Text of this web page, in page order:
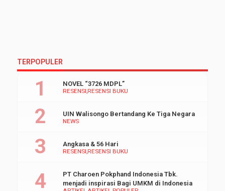
TERPOPULER
RESENSI RESENSI BUKU
NOVEL “3726 MDPL”
NEWS
UIN Walisongo Bertandang Ke Tiga Negara
RESENSI RESENSI BUKU
Angkasa & 56 Hari
PT Charoen Pokphand Indonesia Tbk.
menjadi inspirasi Bagi UMKM di Indonesia